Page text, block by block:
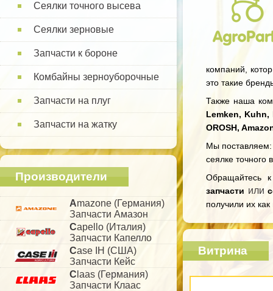
Сеялки точного высева
Сеялки зерновые
Запчасти к бороне
Комбайны зерноуборочные
Запчасти на плуг
Запчасти на жатку
Производители
Amazone (Германия)
Запчасти Амазон
Capello (Италия)
Запчасти Капелло
Case IH (США)
Запчасти Кейс
C laas (Германия)
Запчасти Клаас
компаний,
это такие
Также наша
Lemken, Kuhn,
OROSH,
Мы поставляем:
сеялке точного
Обращайтесь
запчасти или
получили их
Витрина